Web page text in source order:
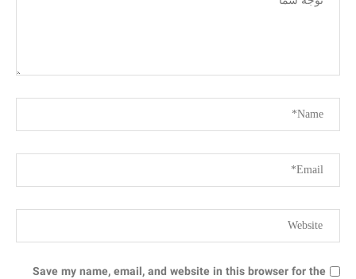
Save my name, email, and website in this browser for the